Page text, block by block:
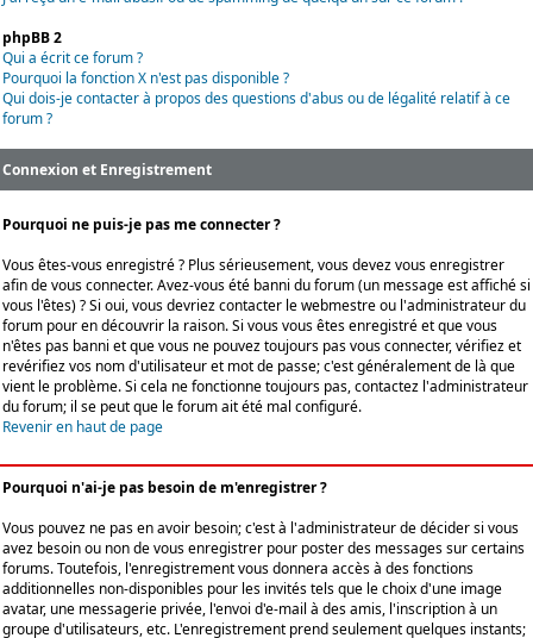
phpBB 2
Qui a écrit ce forum ?
Pourquoi la fonction X n'est pas disponible ?
Qui dois-je contacter à propos des questions d'abus ou de légalité relatif à ce
forum ?
Connexion et Enregistrement
Pourquoi ne puis-je pas me connecter ?
Vous êtes-vous enregistré ? Plus sérieusement, vous devez vous enregistrer
afin de vous connecter. Avez-vous été banni du forum (un message est affiché si
vous l'êtes) ? Si oui, vous devriez contacter le webmestre ou l'administrateur du
forum pour en découvrir la raison. Si vous vous êtes enregistré et que vous
n'êtes pas banni et que vous ne pouvez toujours pas vous connecter, vérifiez et
revérifiez vos nom d'utilisateur et mot de passe; c'est généralement de là que
vient le problème. Si cela ne fonctionne toujours pas, contactez l'administrateur
du forum; il se peut que le forum ait été mal configuré.
Revenir en haut de page
Pourquoi n'ai-je pas besoin de m'enregistrer ?
Vous pouvez ne pas en avoir besoin; c'est à l'administrateur de décider si vous
avez besoin ou non de vous enregistrer pour poster des messages sur certains
forums. Toutefois, l'enregistrement vous donnera accès à des fonctions
additionnelles non-disponibles pour les invités tels que le choix d'une image
avatar, une messagerie privée, l'envoi d'e-mail à des amis, l'inscription à un
groupe d'utilisateurs, etc. L'enregistrement prend seulement quelques instants;